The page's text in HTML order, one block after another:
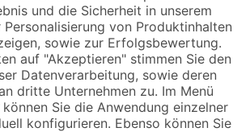
Jungheinrich PROFISHOP